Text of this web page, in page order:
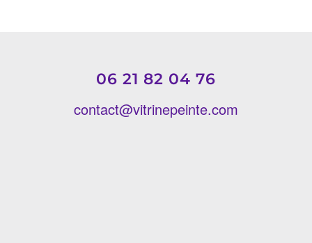
06 21 82 04 76
contact@vitrinepeinte.com